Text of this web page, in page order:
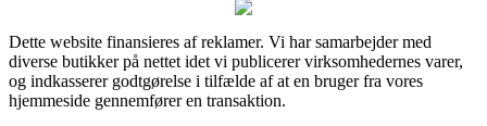
Dette website finansieres af reklamer. Vi har samarbejder med
diverse butikker på nettet idet vi publicerer virksomhedernes varer,
og indkasserer godtgørelse i tilfælde af at en bruger fra vores
hjemmeside gennemfører en transaktion.